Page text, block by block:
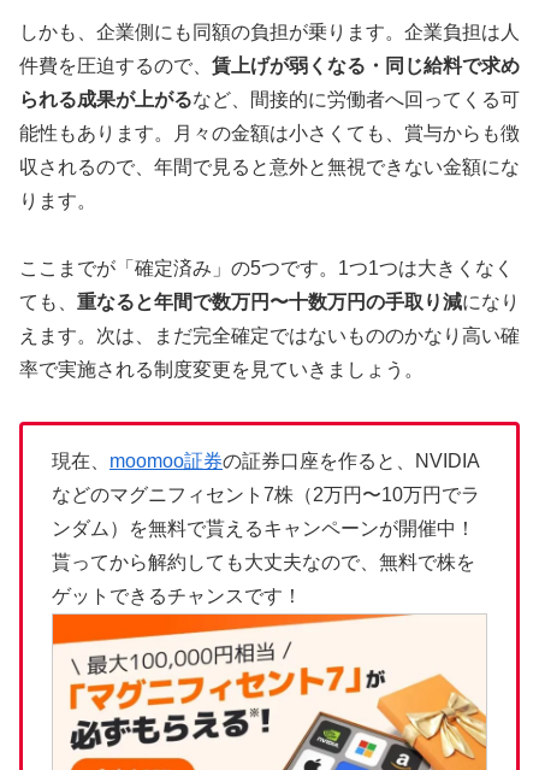
しかも、企業側にも同額の負担が乗ります。企業負担は人
件費を圧迫するので、 賃上げが弱くなる・同じ給料で求め
られる成果が上がるなど、間接的に労働者へ回ってくる可
能性もあります。月々の金額は小さくても、賞与からも徴
収されるので、年間で見ると意外と無視できない金額にな
ります。
ここまでが「確定済み」の5つです。1つ1つは大きくなく
ても、 重なると年間で数万円〜十数万円の手取り減になり
えます。次は、まだ完全確定ではないもののかなり高い確
率で実施される制度変更を見ていきましょう。
現在、 moomoo証券の証券口座を作ると、NVIDIA
などのマグニフィセント7株（2万円〜10万円でラ
ンダム）を無料で貰えるキャンペーンが開催中！
貰ってから解約しても大丈夫なので、無料で株を
ゲットできるチャンスです！